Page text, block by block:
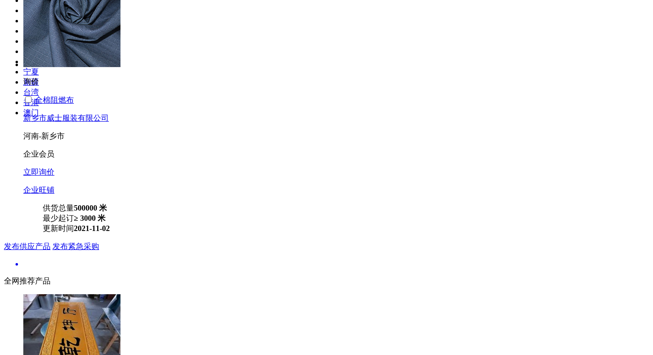
贵州
云南
西藏
陕西
甘肃
青海
宁夏
新疆
台湾
香港
澳门
询价
全棉阻燃布
新乡市威士服装有限公司
河南-新乡市
企业会员
立即询价
企业旺铺
供货总量500000 米
最少起订≥ 3000 米
更新时间2021-11-02
发布供应产品 发布紧急采购
全网推荐产品